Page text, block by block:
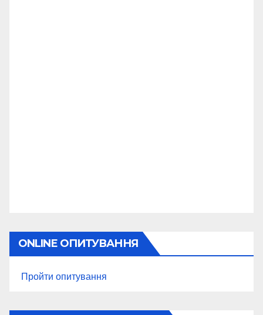
ONLINE ОПИТУВАННЯ
Пройти опитування